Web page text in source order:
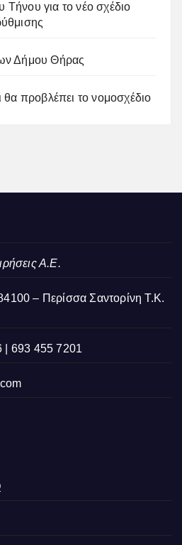
για το νέο σχέδιο
Δήμου Θήρας
προβλέπει το νομοσχέδιο
Α.Ε.
– Περίσσα Σαντορίνη Τ.Κ.
| 693 455 7201